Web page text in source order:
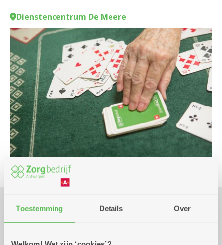
Toestemming Details Over
Dienstencentrum De Meere
Praktisch